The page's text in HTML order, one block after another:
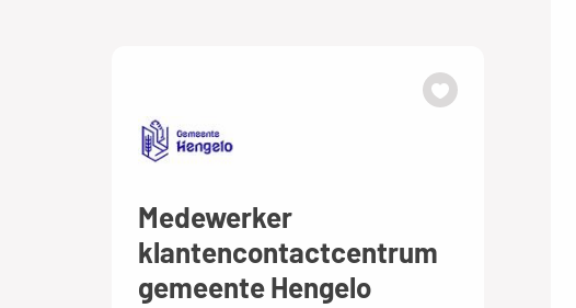
Medewerker
klantencontactcentrum
gemeente Hengelo